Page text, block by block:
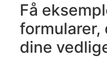
Få
formularer,
dine